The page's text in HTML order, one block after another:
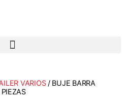
VARIOS/ BUJE BARRA